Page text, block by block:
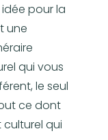
idée pour la
une
qui vous
le seul
ce dont
qui